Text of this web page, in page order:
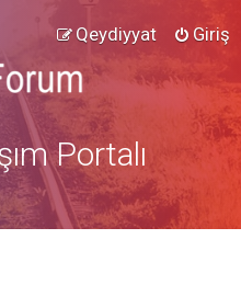
Giriş
Qeydiyyat
Portalı